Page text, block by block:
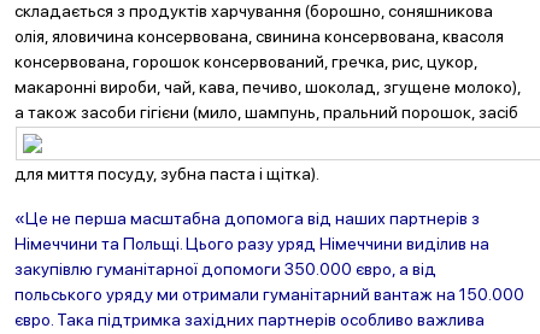
складається з продуктів харчування (борошно, соняшникова
олія, яловичина консервована, свинина консервована, квасоля
консервована, горошок консервований, гречка, рис, цукор,
макаронні вироби, чай, кава, печиво, шоколад, згущене молоко),
а також засоби гігієни (мило, шампунь, пральний порошок, засіб
для миття посуду, зубна паста і щітка).
«Це не перша масштабна допомога від наших партнерів з
Німеччини та Польщі. Цього разу уряд Німеччини виділив на
закупівлю гуманітарної допомоги 350.000 євро, а від
польського уряду ми отримали гуманітарний вантаж на 150.000
євро. Така підтримка західних партнерів особливо важлива